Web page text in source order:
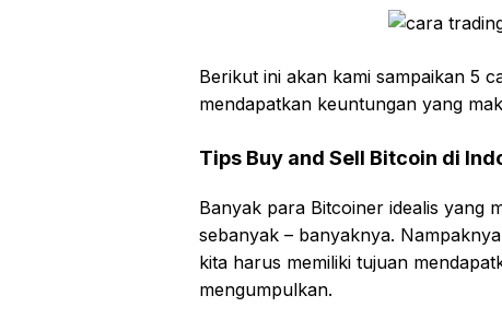
Berikut ini akan kami sampaikan 5
mendapatkan keuntungan yang
Tips Buy and Sell Bitcoin di
Banyak para Bitcoiner idealis yang
sebanyak – banyaknya.
kita harus memiliki tujuan
mengumpulkan.